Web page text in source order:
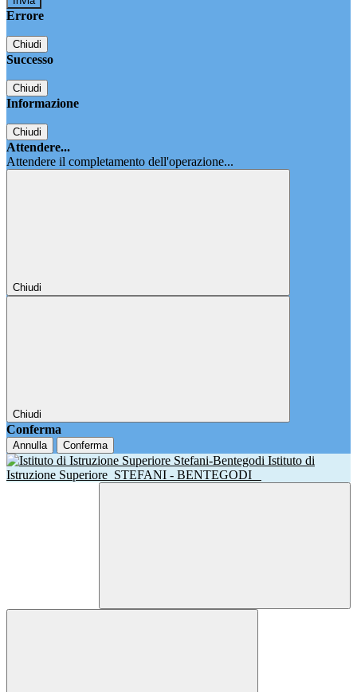
Errore
Chiudi
Successo
Chiudi
Informazione
Chiudi
Attendere...
Attendere il completamento dell'operazione...
Chiudi
Chiudi
Conferma
Annulla Conferma
Istituto di
Istruzione Superiore STEFANI - BENTEGODI